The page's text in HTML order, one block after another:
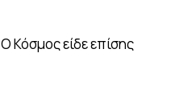
Ο Κόσμος είδε επίσης